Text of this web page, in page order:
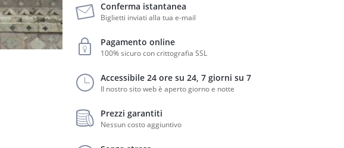
Conferma istantanea
Biglietti inviati alla tua e-mail
Pagamento online
100% sicuro con crittografia SSL
Accessibile 24 ore su 24, 7 giorni su 7
Il nostro sito web è aperto giorno e notte
Prezzi garantiti
Nessun costo aggiuntivo